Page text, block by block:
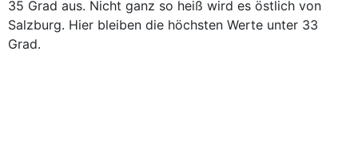
35 Grad aus. Nicht ganz so heiß wird es östlich von
Salzburg. Hier bleiben die höchsten Werte unter 33
Grad.